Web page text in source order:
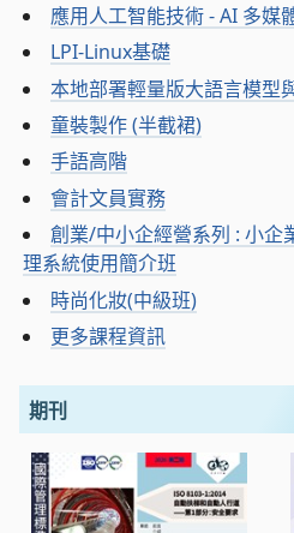
應用人工智能技術 - AI 多媒
LPI-Linux基礎
本地部署輕量版大語言模型
童裝製作 (半截裙)
手語高階
會計文員實務
創業/中小企經營系列 : 小企
理系統使用簡介班
時尚化妝(中級班)
更多課程資訊
期刊